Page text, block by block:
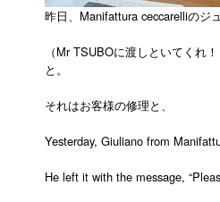
昨日、Manifattura ceccarelliのジ
（Mr TSUBOに渡しといてくれ
と。
それはお客様の修理と、
Yesterday, Giuliano from
He left it with the message,